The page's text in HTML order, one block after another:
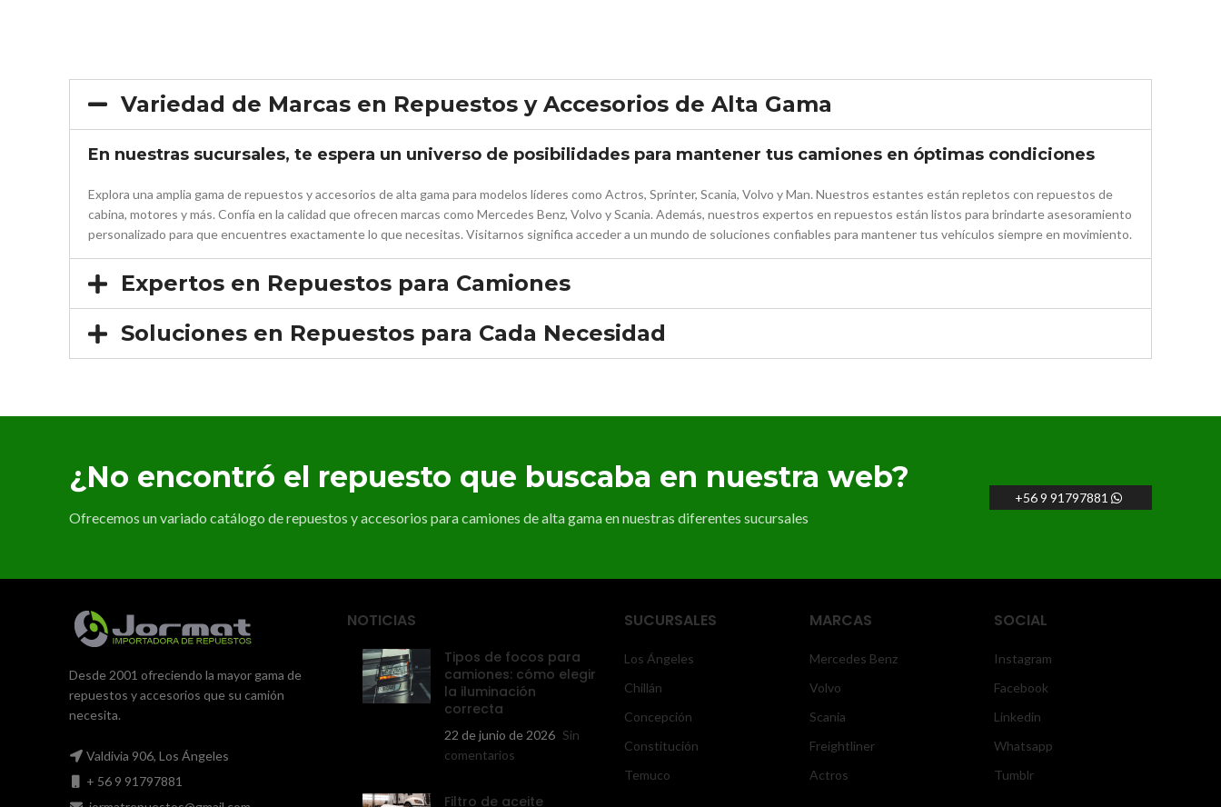
Variedad de Marcas en Repuestos y Accesorios de Alta Gama
En nuestras sucursales, te espera un universo de posibilidades para mantener tus camiones en óptimas condiciones
Explora una amplia gama de repuestos y accesorios de alta gama para modelos líderes como Actros, Sprinter, Scania, Volvo y Man. Nuestros estantes están repletos con repuestos de
cabina, motores y más. Confía en la calidad que ofrecen marcas como Mercedes Benz, Volvo y Scania. Además, nuestros expertos en repuestos están listos para brindarte asesoramiento
personalizado para que encuentres exactamente lo que necesitas. Visitarnos significa acceder a un mundo de soluciones confiables para mantener tus vehículos siempre en movimiento.
Expertos en Repuestos para Camiones
Soluciones en Repuestos para Cada Necesidad
¿No encontró el repuesto que buscaba en nuestra web?
Ofrecemos un variado catálogo de repuestos y accesorios para camiones de alta gama en nuestras diferentes sucursales
+56 9 91797881
Desde 2001 ofreciendo la mayor gama de
repuestos y accesorios que su camión
necesita.
Valdivia 906, Los Ángeles
+ 56 9 91797881
NOTICIAS
Tipos de focos para
camiones: cómo elegir
la iluminación
correcta
22 de junio de 2026 Sin
comentarios
Filtro de aceite
SUCURSALES
Los Ángeles
Chillán
Concepción
Constitución
Temuco
MARCAS
Mercedes Benz
Volvo
Scania
Freightliner
Actros
SOCIAL
Instagram
Facebook
Linkedin
Whatsapp
Tumblr